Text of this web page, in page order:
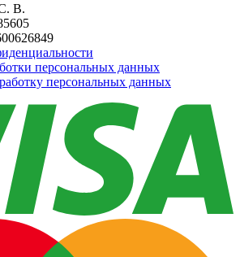
В.
персональных данных
персональных данных